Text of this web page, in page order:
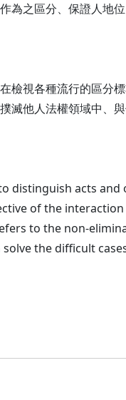
為之區分、保證人
檢視各種流行的區分
滅他人法權領域中、
distinguish acts
of the
to the non-
the difficult